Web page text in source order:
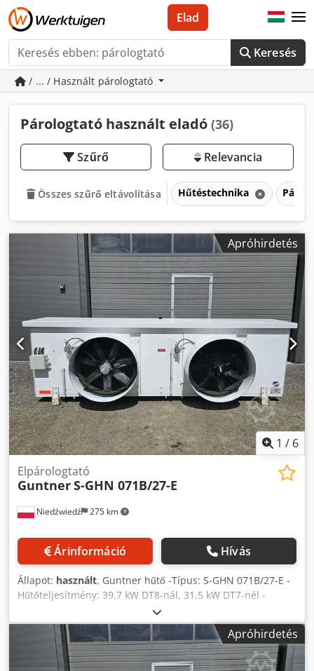
Keresés
Elad
/ ... / Használt párologtató
Párologtató használt eladó (36)
Szűrő Relevancia
Összes szűrő eltávolítása Hűtéstechnika
Apróhirdetés
1 / 6
Niedźwiedź 275 km
Elpárologtató
GuntnerS-GHN 071B/27-E
Árinformáció Hívás
Állapot: használt, Guntner hűtő -Típus: S-GHN 071B/27-E -
Hűtőteljesítmény: 39,7 kW DT8-nál, 31,5 kW DT7-nél -
Lamella távolság: 7 mm -Ventilátorok száma: 2 x 710 mm -
Készülék méretei: 3530 x 850 x 1150 mm -Elektromos
fűtőszálak -Hűtőközeg: Freon -Tartály térfogat: 54 L -Súly:
317 kg -Raktárkészlet: 2 db -Raktári szám: CH 606 Cjdpjza D
Apróhirdetés